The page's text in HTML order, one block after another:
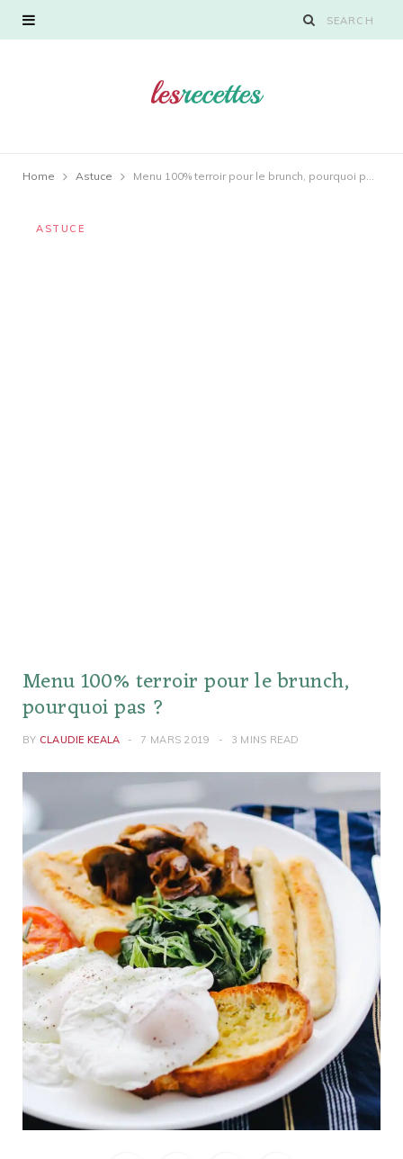
Home Astuce Menu 100% terroir pour le brunch, pourquoi pas ?
ASTUCE
Menu 100% terroir pour le brunch,
pourquoi pas ?
BY CLAUDIE KEALA 7 MARS 2019 3 MINS READ